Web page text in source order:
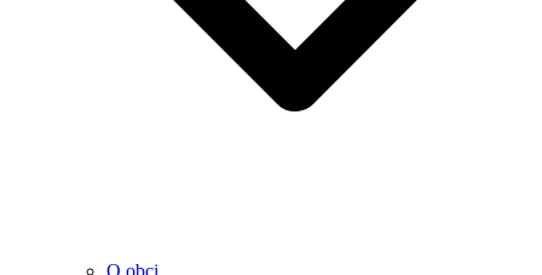
O obci